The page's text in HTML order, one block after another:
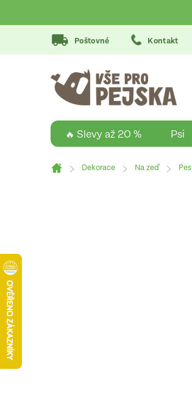
na
Poštovné Kontakt
🔥 Slevy až 20 % Psi
Domů
Dekorace Na zeď Pes